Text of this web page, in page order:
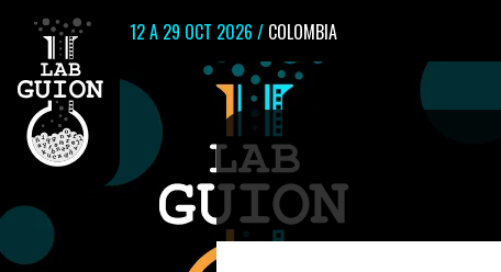
12 A 29 OCT 2026 / COLOMBIA